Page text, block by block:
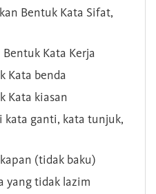
Bentuk Kata Sifat,
Kata Kerja
Kata benda
Kata kiasan
kata ganti, kata tunjuk,
(tidak baku)
yang tidak lazim